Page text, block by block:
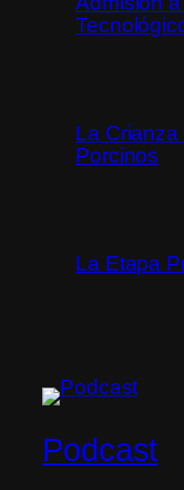
La Crianza
Porcinos
La Etapa
Podcast